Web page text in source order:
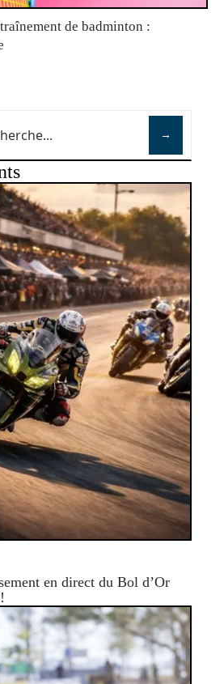
de badminton :
en direct du Bol d’Or